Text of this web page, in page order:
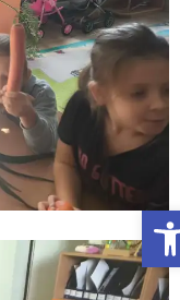
Otwórz Pasek narzędzi